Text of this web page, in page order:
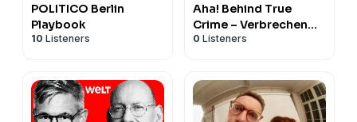
POLITICO Berlin
Playbook
10 Listeners
Aha! Behind True
Crime – Verbrechen
und Ermittlungen
0 Listeners